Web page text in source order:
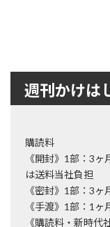
週刊かけは
購読料
《開封》1部：3
は送料当社負担
《密封》1部：3ヶ
《手渡》1部：1
《購読料・新時代